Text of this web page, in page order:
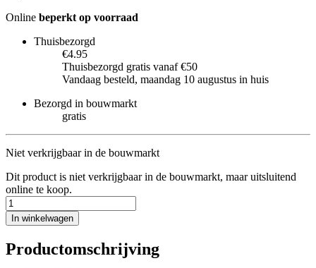
Online beperkt op voorraad
Thuisbezorgd
€4.95
Thuisbezorgd gratis vanaf €50
Vandaag besteld, maandag 10 augustus in huis
Bezorgd in bouwmarkt
gratis
Niet verkrijgbaar in de bouwmarkt
Dit product is niet verkrijgbaar in de bouwmarkt, maar uitsluitend
online te koop.
In winkelwagen
Productomschrijving